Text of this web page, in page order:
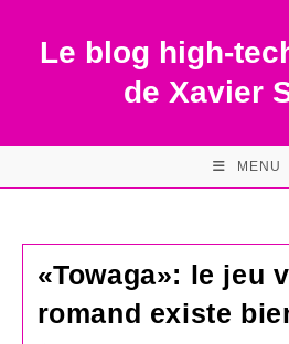
contentLe blog high-
de Xavier
MENU
«Towaga»: le jeu
romand existe